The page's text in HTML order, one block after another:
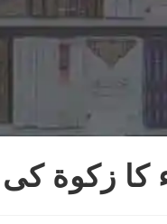
زکوة